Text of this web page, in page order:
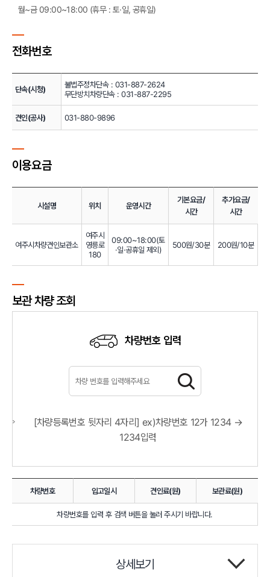
월~금 09:00~18:00 (휴무 : 토·일, 공휴일)
전화번호
전화번호
단속(시청)
불법주정차단속 : 031-887-2624
무단방치차량단속 : 031-887-2295
견인(공사) 031-880-9896
이용요금
이용요금
시설명
위치 운영시간
기본요금/
시간
추가요금/
시간
여주시차량견인보관소
여주시
영릉로
180
09:00~18:00(토
·일·공휴일 제외)
500원/30분 200원/10분
보관 차량 조회
차량번호 입력
[차량등록번호 뒷자리 4자리] ex)차량번호 12가 1234 →
1234입력
보관
조회
차량번호 입고일시 견인료(원) 보관료(원)
차량번호를 입력 후 검색 버튼을 눌러 주시기 바랍니다.
상세보기